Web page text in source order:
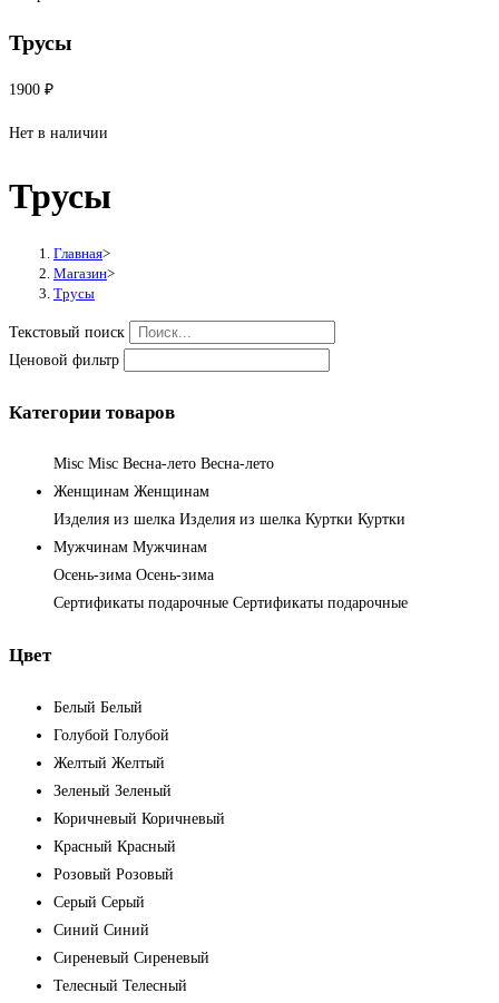
Трусы
1900 ₽
Нет в наличии
Трусы
Главная>
Магазин>
Трусы
Текстовый поиск
Ценовой фильтр
Категории товаров
Misc Misc Весна-лето Весна-лето
Женщинам Женщинам
Изделия из шелка Изделия из шелка Куртки Куртки
Мужчинам Мужчинам
Осень-зима Осень-зима
Сертификаты подарочные Сертификаты подарочные
Цвет
Белый Белый
Голубой Голубой
Желтый Желтый
Зеленый Зеленый
Коричневый Коричневый
Красный Красный
Розовый Розовый
Серый Серый
Синий Синий
Сиреневый Сиреневый
Телесный Телесный